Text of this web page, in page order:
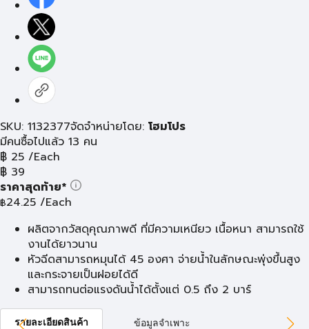
SKU: 1132377จัดจำหน่ายโดย: โฮมโปร
มีคนซื้อไปแล้ว 13 คน
฿ 25 /Each
฿ 39
ราคาสุดท้าย*
฿24.25 /Each
ผลิตจากวัสดุคุณภาพดี ที่มีความเหนียว เนื้อหนา สามารถใช้
งานได้ยาวนาน
หัวฉีดสามารถหมุนได้ 45 องศา จ่ายน้ำในลักษณะพุ่งขึ้นสูง
และกระจายเป็นฝอยได้ดี
สามารถทนต่อแรงดันน้ำได้ตั้งแต่ 0.5 ถึง 2 บาร์
รายละเอียดสินค้า ข้อมูลจำเพาะ